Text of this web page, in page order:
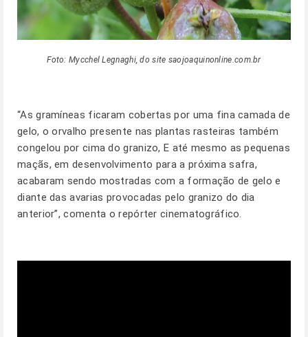
Foto: Mycchel Legnaghi, do site saojoaquinonline.com.br
“As gramíneas ficaram cobertas por uma fina camada de
gelo, o orvalho presente nas plantas rasteiras também
congelou por cima do granizo, E até mesmo as pequenas
maçãs, em desenvolvimento para a próxima safra,
acabaram sendo mostradas com a formação de gelo e
diante das avarias provocadas pelo granizo do dia
anterior”, comenta o repórter cinematográfico.